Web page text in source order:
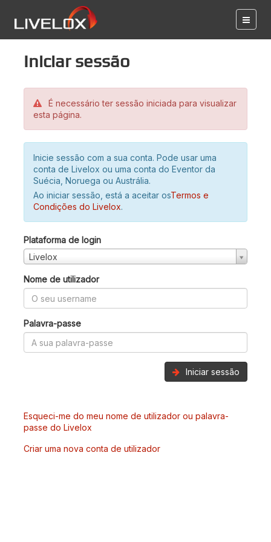
Iniciar sessão
É necessário ter sessão iniciada para visualizar
esta página.
Inicie sessão com a sua conta. Pode usar uma
conta de Livelox ou uma conta do Eventor da
Suécia, Noruega ou Austrália.
Ao iniciar sessão, está a aceitar osTermos e
Condições do Livelox.
Plataforma de login
Livelox
Nome de utilizador
Palavra-passe
Iniciar sessão
Esqueci-me do meu nome de utilizador ou palavra-
passe do Livelox
Criar uma nova conta de utilizador